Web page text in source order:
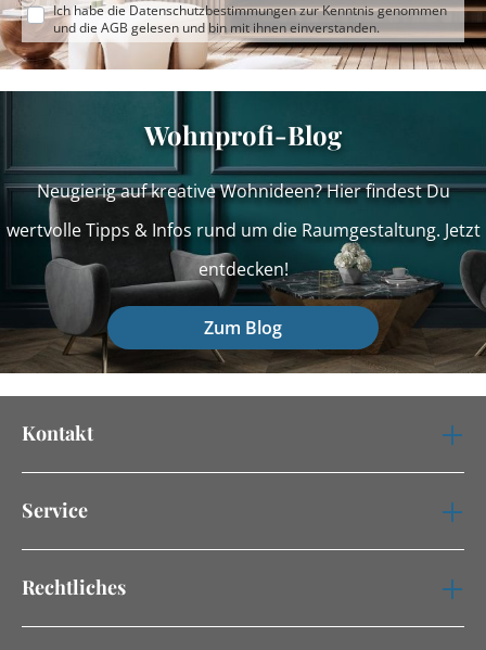
Ich habe die Datenschutzbestimmungenzur Kenntnis genommen
und die AGB gelesen und bin mit ihnen einverstanden.
Wohnprofi-Blog
Neugierig auf kreative Wohnideen? Hier findest Du
wertvolle Tipps & Infos rund um die Raumgestaltung. Jetzt
entdecken!
Zum Blog
Kontakt
Service
Rechtliches